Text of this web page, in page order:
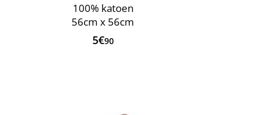
100% katoen
56cm x 56cm
5€90